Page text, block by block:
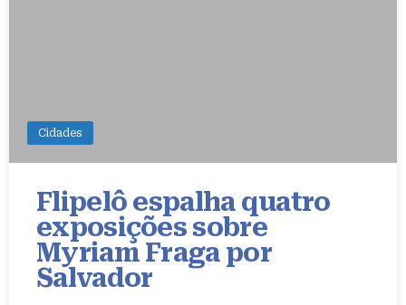
Cidades
Flipelô espalha quatro
exposições sobre
Myriam Fraga por
Salvador